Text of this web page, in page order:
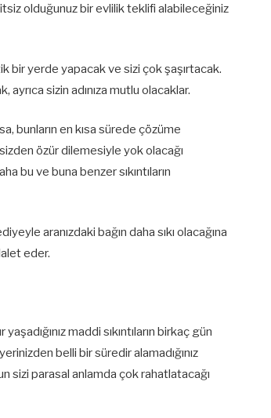
olduğunuz bir evlilik teklifi alabileceğiniz
bir yerde yapacak ve sizi çok şaşırtacak.
sizin adınıza mutlu olacaklar.
bunların en kısa sürede çözüme
sizden özür dilemesiyle yok olacağı
bu ve buna benzer sıkıntıların
aranızdaki bağın daha sıkı olacağına
eder.
maddi sıkıntıların birkaç gün
belli bir süredir alamadığınız
sizi parasal anlamda çok rahatlatacağı